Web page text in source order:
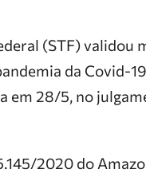
(STF) validou
da Covid-
em 28/5, no
2020 do